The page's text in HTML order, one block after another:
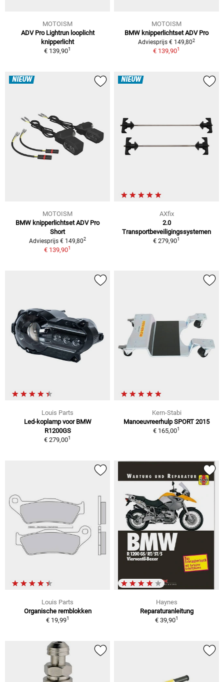
MOTOISM
ADV Pro Lightrun looplicht
knipperlicht
€ 139,901
MOTOISM
BMW knipperlichtset ADV Pro
Adviesprijs € 149,802
€ 139,901
NIEUW
MOTOISM
BMW knipperlichtset ADV Pro
Short
Adviesprijs € 149,802
€ 139,901
NIEUW
AXfix
2.0
Transportbeveiligingssystemen
€ 279,901
Louis Parts
Led-koplamp voor BMW
R1200GS
€ 279,001
Kern-Stabi
Manoeuvreerhulp SPORT 2015
€ 165,001
Louis Parts
Organische remblokken
€ 19,991
Haynes
Reparaturanleitung
€ 39,901